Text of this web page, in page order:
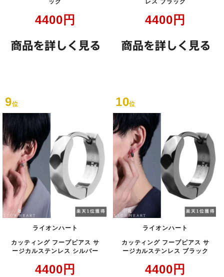
4400 円 4400 円
ライオンハート
カッティング フープピアス サ
ージカルステンレス シルバー
4400 円
9位
ライオンハート
カッティング フープピアス サ
ージカルステンレス ブラック
4400 円
10位